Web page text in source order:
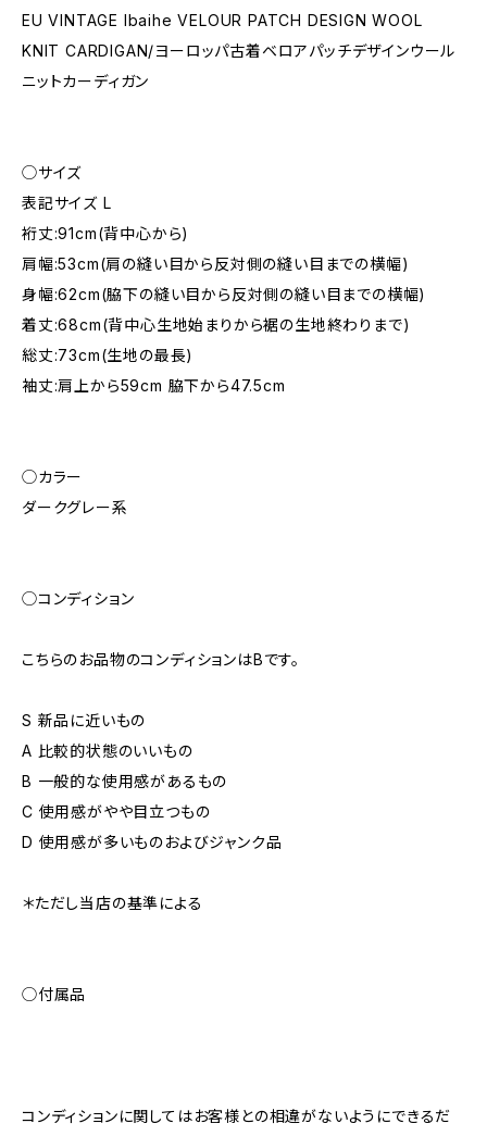
EU VINTAGE Ibaihe VELOUR PATCH DESIGN WOOL
KNIT CARDIGAN/ヨーロッパ古着ベロアパッチデザインウール
ニットカーディガン
◯サイズ
表記サイズ L
裄丈:91cm(背中心から)
肩幅:53cm(肩の縫い目から反対側の縫い目までの横幅)
身幅:62cm(脇下の縫い目から反対側の縫い目までの横幅)
着丈:68cm(背中心生地始まりから裾の生地終わりまで)
総丈:73cm(生地の最長)
袖丈:肩上から59cm 脇下から47.5cm
◯カラー
ダークグレー系
◯コンディション
こちらのお品物のコンディションはBです。
S 新品に近いもの
A 比較的状態のいいもの
B 一般的な使用感があるもの
C 使用感がやや目立つもの
D 使用感が多いものおよびジャンク品
＊ただし当店の基準による
◯付属品
コンディションに関してはお客様との相違がないようにできるだ